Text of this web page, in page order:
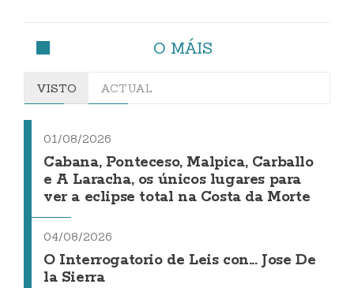
O MÁIS
VISTO ACTUAL
01/08/2026
Cabana, Ponteceso, Malpica, Carballo
e A Laracha, os únicos lugares para
ver a eclipse total na Costa da Morte
04/08/2026
O Interrogatorio de Leis con... Jose De
la Sierra